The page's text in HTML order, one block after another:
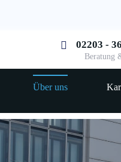
02203 -
Beratung
Über uns